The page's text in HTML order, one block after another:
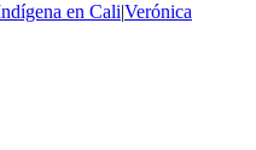
en Cali|Verónica